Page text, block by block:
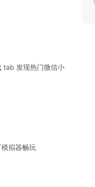
tab 发现热门微信小
拟器畅玩